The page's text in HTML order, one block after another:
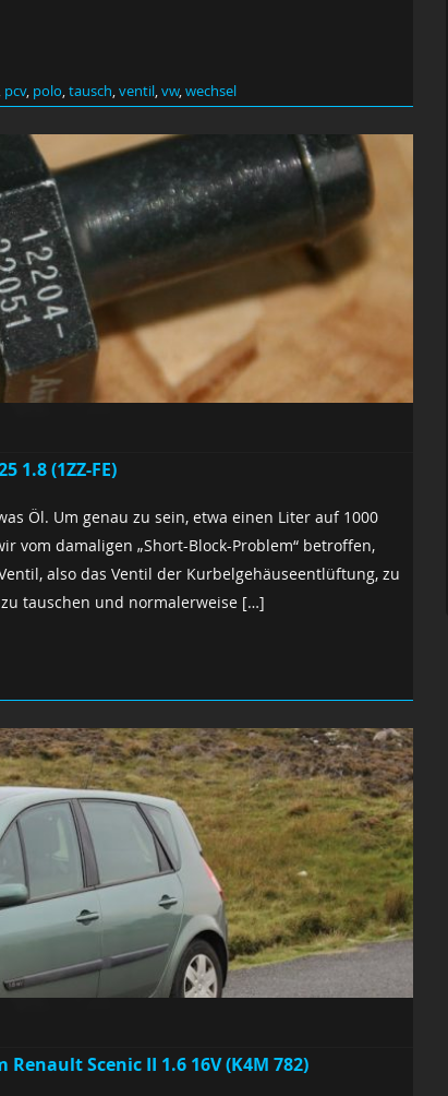
pcv, polo tausch ventil vw, wechsel
1.8 (1ZZ-FE)
Öl. Um genau zu sein, etwa einen Liter auf 1000
vom damaligen „Short-Block-Problem“ betroffen,
also das Ventil der Kurbelgehäuseentlüftung, zu
tauschen und normalerweise […]
Scenic II 1.6 16V (K4M 782)